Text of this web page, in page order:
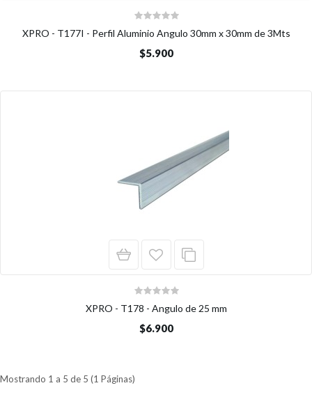
XPRO - T177I - Perfil Aluminio Angulo 30mm x 30mm de 3Mts
$5.900
XPRO - T178 - Angulo de 25 mm
$6.900
Mostrando 1 a 5 de 5 (1 Páginas)